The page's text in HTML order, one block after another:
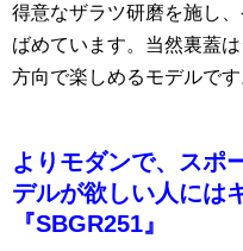
得意なザラツ研磨を施し
ばめています。当然裏蓋
方向で楽しめるモデルです
よりモダンで、スポ
デルが欲しい人には
『SBGR251』